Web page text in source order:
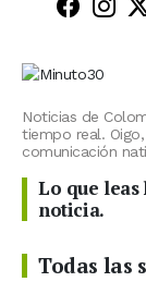
Noticias de
tiempo real.
comunicación
Lo que leas
noticia.
Todas las